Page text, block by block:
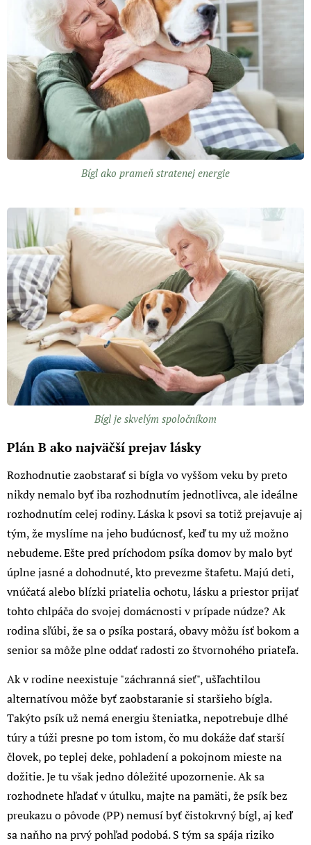
Bígl ako prameň stratenej energie
Bígl je skvelým spoločníkom
Plán B ako najväčší prejav lásky
Rozhodnutie zaobstarať si bígla vo vyššom veku by preto
nikdy nemalo byť iba rozhodnutím jednotlivca, ale ideálne
rozhodnutím celej rodiny. Láska k psovi sa totiž prejavuje aj
tým, že myslíme na jeho budúcnosť, keď tu my už možno
nebudeme. Ešte pred príchodom psíka domov by malo byť
úplne jasné a dohodnuté, kto prevezme štafetu. Majú deti,
vnúčatá alebo blízki priatelia ochotu, lásku a priestor prijať
tohto chlpáča do svojej domácnosti v prípade núdze? Ak
rodina sľúbi, že sa o psíka postará, obavy môžu ísť bokom a
senior sa môže plne oddať radosti zo štvornohého priateľa.
Ak v rodine neexistuje "záchranná sieť", ušľachtilou
alternatívou môže byť zaobstaranie si staršieho bígla.
Takýto psík už nemá energiu šteniatka, nepotrebuje dlhé
túry a túži presne po tom istom, čo mu dokáže dať starší
človek, po teplej deke, pohladení a pokojnom mieste na
dožitie. Je tu však jedno dôležité upozornenie. Ak sa
rozhodnete hľadať v útulku, majte na pamäti, že psík bez
preukazu o pôvode (PP) nemusí byť čistokrvný bígl, aj keď
sa naňho na prvý pohľad podobá. S tým sa spája riziko